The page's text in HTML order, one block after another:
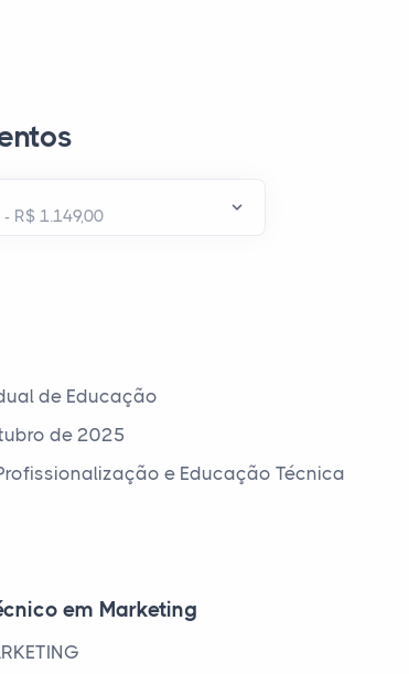
de Educação
de 2025
e Educação Técnica
em Marketing